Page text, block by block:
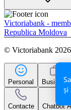
Victoriabank -
Republica Moldova
© Victoriabank
Personal Business
Contacte Chatbot